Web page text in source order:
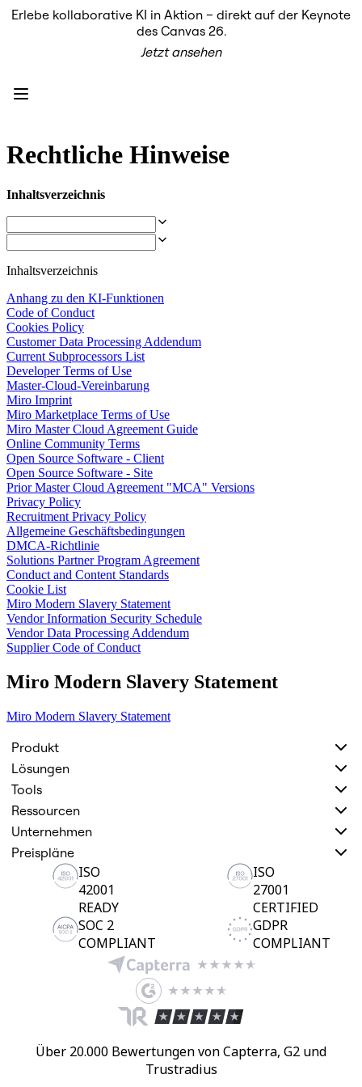
Unsere Empfehlungen
Intelligenter Canvas
AI Workflows
Connectors
MCP-Server
Blueprints
Integrationen
Formate
Kanban
Zeitachsen
Talktrack
Tabellen
Präsentation
Einsatzbereiche
Unsere Empfehlungen
KI-Playbooks entdecken
Im Miroverse umschauen
Allgemein
Workshops
Brainstorming
Concept Maps
Flussdiagramme
Erstellen von Roadmaps
Prozessabbildung
Technisches Design & Dokumentation
Prototypen & Wireframes
Auswertung von Research
Miro Design Workshops
Miro Planning & Delivery
Zielplanung
Lösungen
Einzelhandel
Finanzdienstleistungen
Pharmaindustrie & Life Science
Nach Team
Produktmanagement
Design & UX
Softwareentwicklung
Produktleitung & Product Ops
Operativer Bereich
Marketing
Nach strategischer Initiative
Product Operating System
KI-Transformation
Erlebe kollaborative KI in Aktion – direkt auf der Keynote
des Canvas 26.
Jetzt ansehen
Rechtliche Hinweise
Inhaltsverzeichnis
Inhaltsverzeichnis
Anhang zu den KI-Funktionen
Code of Conduct
Cookies Policy
Customer Data Processing Addendum
Current Subprocessors List
Developer Terms of Use
Master-Cloud-Vereinbarung
Miro Imprint
Miro Marketplace Terms of Use
Miro Master Cloud Agreement Guide
Online Community Terms
Open Source Software - Client
Open Source Software - Site
Prior Master Cloud Agreement "MCA" Versions
Privacy Policy
Recruitment Privacy Policy
Allgemeine Geschäftsbedingungen
DMCA-Richtlinie
Solutions Partner Program Agreement
Conduct and Content Standards
Cookie List
Miro Modern Slavery Statement
Vendor Information Security Schedule
Vendor Data Processing Addendum
Supplier Code of Conduct
Miro Modern Slavery Statement
Miro Modern Slavery Statement
Produkt
Lösungen
Tools
Ressourcen
Unternehmen
Preispläne
ISO
42001
READY
ISO
27001
CERTIFIED
SOC 2
COMPLIANT
GDPR
COMPLIANT
Über 20.000 Bewertungen von Capterra, G2 und
Trustradius